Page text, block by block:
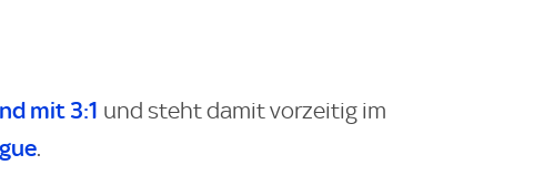
mit 3:1 und steht damit vorzeitig im
.